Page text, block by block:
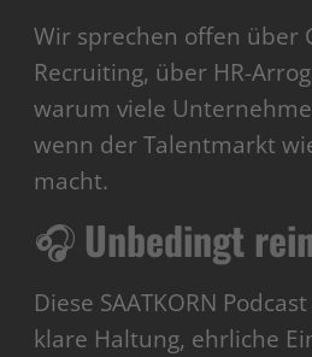
Wir sprechen offen über
Recruiting, über HR-
warum viele
wenn der Talentmarkt
macht.
🎧 Unbedingt
Diese SAATKORN
klare Haltung, ehrliche